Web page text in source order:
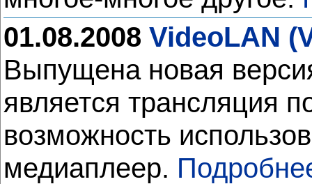
01.08.2008 VideoLAN
Выпущена новая
является трансляция
возможность
медиаплеер.